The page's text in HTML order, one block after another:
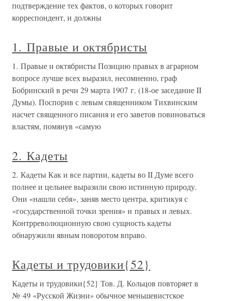
подтверждение тех фактов, о которых говорит
корреспондент, и должны
1. Правые и октябристы
1. Правые и октябристы Позицию правых в аграрном
вопросе лучше всех выразил, несомненно, граф
Бобринский в речи 29 марта 1907 г. (18-ое заседание II
Думы). Поспорив с левым священником Тихвинским
насчет священного писания и его заветов повиноваться
властям, помянув «самую
2. Кадеты
2. Кадеты Как и все партии, кадеты во II Думе всего
полнее и цельнее выразили свою истинную природу.
Они «нашли себя», заняв место центра, критикуя с
«государственной точки зрения» и правых и левых.
Контрреволюционную свою сущность кадеты
обнаружили явным поворотом вправо.
Кадеты и трудовики{52}
Кадеты и трудовики{52} Тов. Д. Кольцов повторяет в
№ 49 «Русской Жизни» обычное меньшевистское